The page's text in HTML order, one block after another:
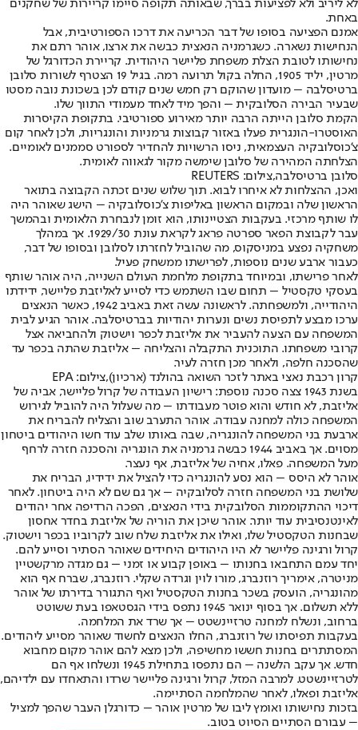
לא ליריב ולא לפציעות בברך, שבאותה תקופה סיימו קריירות של שחקנים
באחת.
אמנם הפציעה בסופו של דבר הכריעה את דרכו הספורטיבית, אבל
הנחישות נשארה. כשגרמניה הנאצית כבשה את ארצו, אוהר רתם את
נחישותו לטובת הצלת משפחת פליישר היהודית. קריירת הכדורגל של
מרטין, יליד 1905, החלה בקול תרועה רמה. בגיל 19 הצטרף לשורות סלובן
ברטיסלבה – מועדון שהוקם רק חמש שנים קודם לכן בשכונת נובה מסטו
שבעיר הבירה הסלובקית – והפך מיד לאחד מעמודי התווך שלו.
הקמת סלובן הייתה הרבה יותר מאירוע ספורטיבי. בתקופת הקיסרות
האוסטרו-הונגרית פעלו באזור קבוצות גרמניות והונגריות, ולכן לאחר קום
צ'כוסלובקיה העצמאית, ניסו הרשויות להחדיר לספורט סממנים לאומיים.
הצלחתה המהירה של סלובן שימשה מקור לגאווה לאומית.
סלובן ברטיסלבה,צילום: REUTERS
ואכן, ההצלחות לא איחרו לבוא. תוך שלוש שנים זכתה הקבוצה בתואר
הראשון שלה ובמקום הראשון באליפות צ'כוסלובקיה – הישג שאוהר היה
לו שותף מרכזי. בעקבות הצטיינותו, הוא זומן לנבחרת הלאומית ובהמשך
עבר לקבוצת הפאר ספרטה פראג לקראת עונת 1929/30. אך במהלך
משחקיה נפצע במניסקוס, מה שהוביל לחזרתו לסלובן ובסופו של דבר,
כעבור ארבע שנים נוספות, לפרישתו ממשחק פעיל.
לאחר פרישתו, ובמיוחד בתקופת מלחמת העולם השנייה, היה אוהר שותף
בעסקי טקסטיל – תחום שבו השתמש כדי לסייע לאליזבת פליישר, ידידתו
היהודייה, ולמשפחתה. לראשונה עשה זאת באביב 1942, כאשר הנאצים
ערכו מבצע לתפיסת נשים ונערות יהודיות בברטיסלבה. אוהר הגיע לבית
המשפחה עם הצעה להעביר את אליזבת לכפר וישטוק ולהחביאה אצל
קרובי משפחתו. התוכנית התקבלה והצליחה – אליזבת שהתה בכפר עד
שהסכנה חלפה, ולאחר מכן חזרה לעיר.
קרון רכבת נאצי באתר לזכר השואה בהולנד (ארכיון),צילום: EPA
בשנת 1943 צצה סכנה נוספת: רישיון העבודה של קרול פליישר, אביה של
אליזבת, לא חודש והוא פוטר מעבודתו – מה שעלול היה להוביל לגירוש
המשפחה כולה למחנה עבודה. אוהר התערב שוב והצליח להבריח את
ארבעת בני המשפחה להונגריה, שבה באותו שלב עוד חשו היהודים ביטחון
מסוים. אך באביב 1944 כבשה גרמניה את הונגריה והסכנה חזרה לרחף
מעל המשפחה. פאלו, אחיה של אליזבת, אף נעצר.
אוהר לא היסס – הוא נסע להונגריה כדי להציל את ידידיו, הבריח את
שלושת בני המשפחה חזרה לסלובקיה – אך גם שם לא היה ביטחון. לאחר
דיכוי ההתקוממות הסלובקית בידי הנאצים, הפכה הרדיפה אחר יהודים
לאינטנסיבית עוד יותר. אוהר שיכן את הוריה של אליזבת בחדר אחסון
שבחנות הטקסטיל שלו, ואילו את אליזבת שלח שוב לקרוביו בכפר וישטוק.
קרול ורגינה פליישר לא היו היהודים היחידים שאוהר הסתיר וסייע להם.
יחד עמם התחבאו בחנותו – באופן קבוע או זמני – גם מגדה מרקשטיין
מניטרה, אימריך רוזנברג, מורו לוין וגרדה שקלי. רוזנברג, שברח אף הוא
מהונגריה, הועסק בשכר בחנות הטקסטיל ואף התגורר בדירתו של אוהר
ללא תשלום. אך בסוף ינואר 1945 נתפס בידי הגסטאפו בעת ששוטט
ברחוב, ונשלח למחנה טרזיינשטט – אך שרד את המלחמה.
בעקבות תפיסתו של רוזנברג, החלו הנאצים לחשוד שאוהר מסייע ליהודים.
המסתתרים בחנות חששו מחשיפה, ולכן מצא להם אוהר מקום מחבוא
חדש. אך עקב הלשנה – הם נתפסו בתחילת 1945 ונשלחו אף הם
לטרזיינשטט. למרבה המזל, קרול ורגינה פליישר שרדו והתאחדו עם ילדיהם,
אליזבת ופאלו, לאחר שהמלחמה הסתיימה.
בזכות נחישותו ואומץ ליבו של מרטין אוהר – כדורגלן העבר שהפך למציל
– עבורם הסתיים הסיוט בטוב.